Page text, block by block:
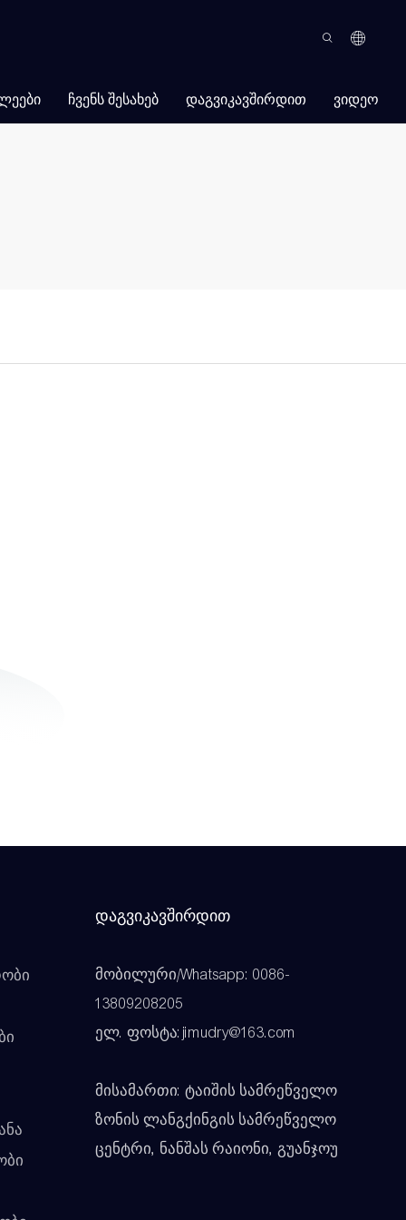
ᲩᲕᲔᲜᲡ ᲨᲔᲡᲐᲮᲔᲑ ᲓᲐᲒᲕᲘᲙᲐᲕᲨᲘᲠᲓᲘᲗ ᲕᲘᲓᲔᲝ
Დაგვიკავშირდით
მობილური/Whatsapp: 0086-
13809208205
ელ. ფოსტა:jimudry@163.com
მისამართი: ტაიშის სამრეწველო
ზონის ლანგქინგის სამრეწველო
ცენტრი, ნანშას რაიონი, გუანჯოუ